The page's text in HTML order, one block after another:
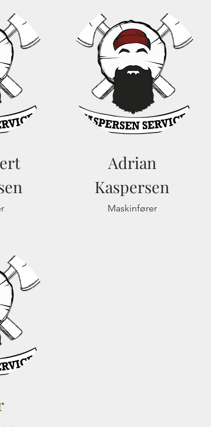
Adrian
Kaspersen
Maskinfører